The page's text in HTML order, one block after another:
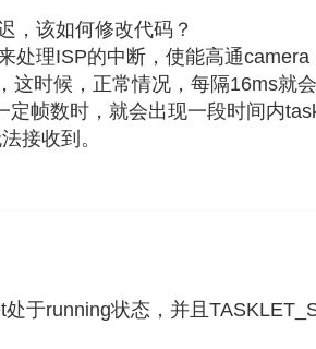
，该如何修改代码？
处理ISP的中断，使能高通
这时候，正常情况，每隔16ms就
定帧数时，就会出现一段时间内
接收到。
于running状态，并且